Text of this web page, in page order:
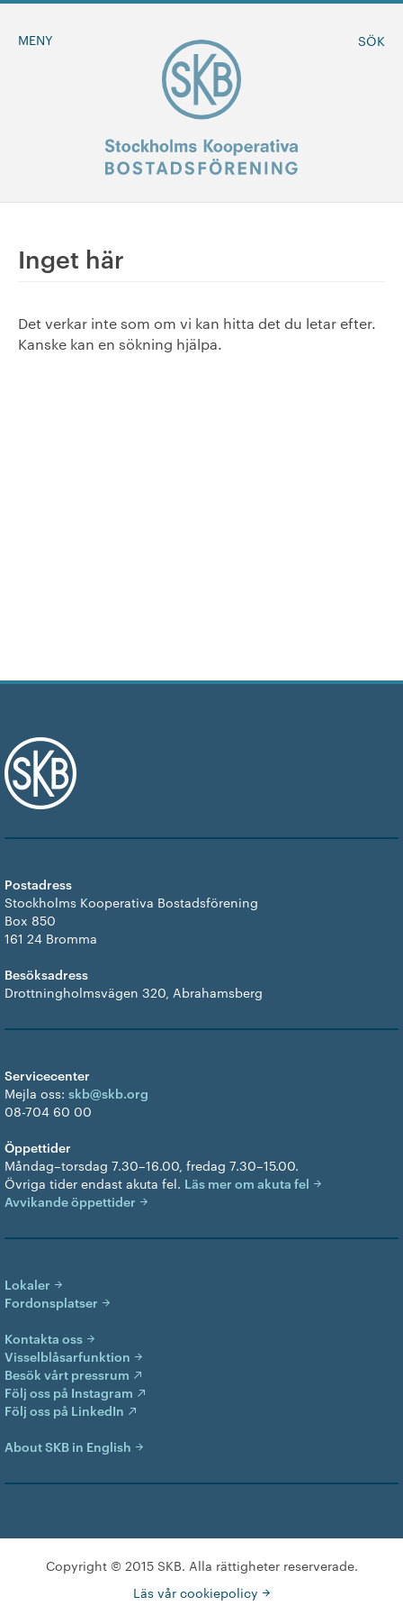
SÖK
MENY
Om oss
Inget här
Det verkar inte som om vi kan hitta det du letar efter.
Kanske kan en sökning hjälpa.
Postadress
Stockholms Kooperativa Bostadsförening
Box 850
161 24 Bromma
Besöksadress
Drottningholmsvägen 320, Abrahamsberg
Servicecenter
Mejla oss: skb@skb.org
08-704 60 00
Öppettider
Måndag–torsdag 7.30–16.00, fredag 7.30–15.00.
Övriga tider endast akuta fel. Läs mer om akuta fel
Avvikande öppettider
Lokaler
Fordonsplatser
Kontakta oss
Visselblåsarfunktion
Besök vårt pressrum
Följ oss på Instagram
Följ oss på LinkedIn
About SKB in English
Copyright © 2015 SKB. Alla rättigheter reserverade.
Läs vår cookiepolicy